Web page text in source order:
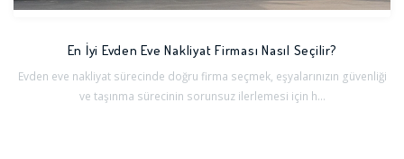
En İyi Evden Eve Nakliyat Firması Nasıl Seçilir?
Evden eve nakliyat sürecinde doğru firma seçmek, eşyalarınızın güvenliği
ve taşınma sürecinin sorunsuz ilerlemesi için h...